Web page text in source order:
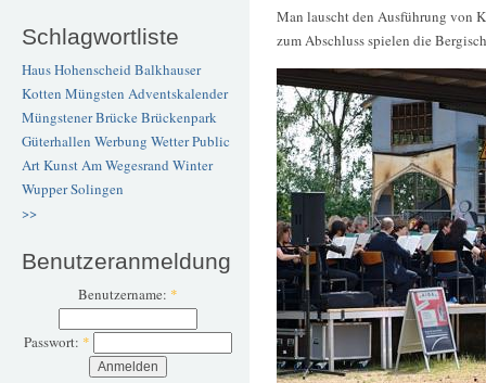
Schlagwortliste
Haus Hohenscheid Balkhauser
Kotten Müngsten Adventskalender
Müngstener BrückeBrückenpark
Güterhallen Werbung WetterPublic
ArtKunstAm Wegesrand Winter
WupperSolingen
>>
Benutzeranmeldung
Benutzername: *
Passwort: *
Man lauscht den Ausführung von
zum Abschluss spielen die